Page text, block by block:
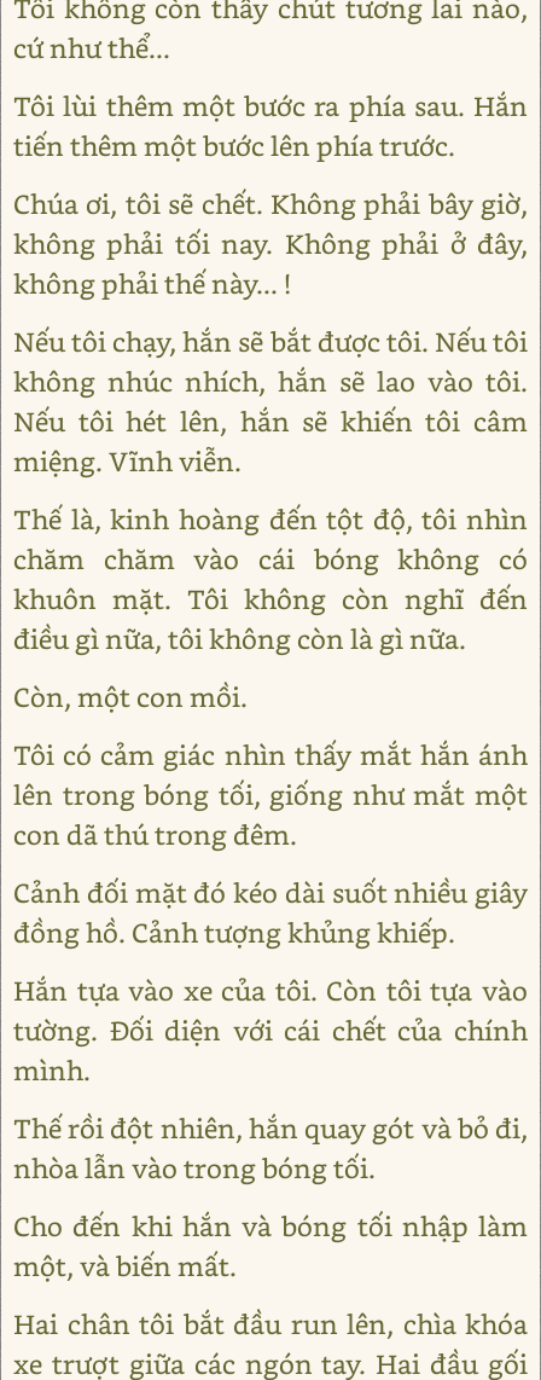
Tôi không còn thấy chút tương lai nào,
cứ như thể...
Tôi lùi thêm một bước ra phía sau. Hắn
tiến thêm một bước lên phía trước.
Chúa ơi, tôi sẽ chết. Không phải bây giờ,
không phải tối nay. Không phải ở đây,
không phải thế này... !
Nếu tôi chạy, hắn sẽ bắt được tôi. Nếu tôi
không nhúc nhích, hắn sẽ lao vào tôi.
Nếu tôi hét lên, hắn sẽ khiến tôi câm
miệng. Vĩnh viễn.
Thế là, kinh hoàng đến tột độ, tôi nhìn
chăm chăm vào cái bóng không có
khuôn mặt. Tôi không còn nghĩ đến
điều gì nữa, tôi không còn là gì nữa.
Còn, một con mồi.
Tôi có cảm giác nhìn thấy mắt hắn ánh
lên trong bóng tối, giống như mắt một
con dã thú trong đêm.
Cảnh đối mặt đó kéo dài suốt nhiều giây
đồng hồ. Cảnh tượng khủng khiếp.
Hắn tựa vào xe của tôi. Còn tôi tựa vào
tường. Đối diện với cái chết của chính
mình.
Thế rồi đột nhiên, hắn quay gót và bỏ đi,
nhòa lẫn vào trong bóng tối.
Cho đến khi hắn và bóng tối nhập làm
một, và biến mất.
Hai chân tôi bắt đầu run lên, chìa khóa
xe trượt giữa các ngón tay. Hai đầu gối